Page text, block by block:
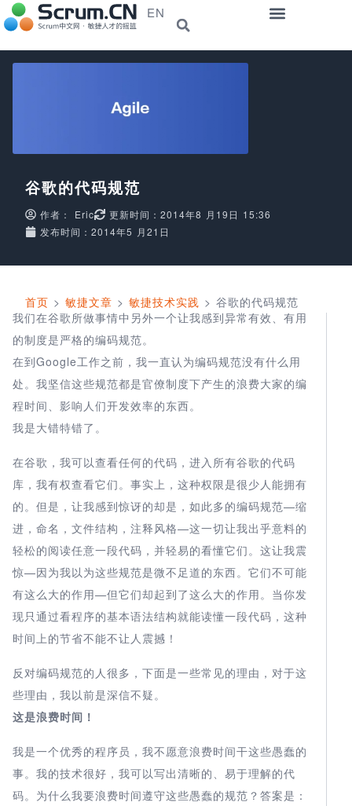
EN
谷歌的代码规范
作者： Eric
更新时间：2014年8 月19日 15:36
发布时间：2014年5 月21日
首页 > 敏捷文章 > 敏捷技术实践 > 谷歌的代码规范
我们在谷歌所做事情中另外一个让我感到异常有效、有用
的制度是严格的编码规范。
在到Google工作之前，我一直认为编码规范没有什么用
处。我坚信这些规范都是官僚制度下产生的浪费大家的编
程时间、影响人们开发效率的东西。
我是大错特错了。
在谷歌，我可以查看任何的代码，进入所有谷歌的代码
库，我有权查看它们。事实上，这种权限是很少人能拥有
的。但是，让我感到惊讶的却是，如此多的编码规范—缩
进，命名，文件结构，注释风格—这一切让我出乎意料的
轻松的阅读任意一段代码，并轻易的看懂它们。这让我震
惊—因为我以为这些规范是微不足道的东西。它们不可能
有这么大的作用—但它们却起到了这么大的作用。当你发
现只通过看程序的基本语法结构就能读懂一段代码，这种
时间上的节省不能不让人震撼！
反对编码规范的人很多，下面是一些常见的理由，对于这
些理由，我以前是深信不疑。
这是浪费时间！
我是一个优秀的程序员，我不愿意浪费时间干这些愚蠢的
事。我的技术很好，我可以写出清晰的、易于理解的代
码。为什么我要浪费时间遵守这些愚蠢的规范？答案是：